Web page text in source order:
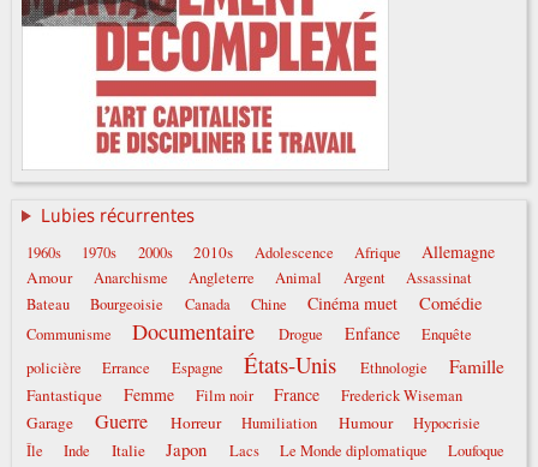
Lubies récurrentes
1960s 1970s 2000s 2010s Adolescence Afrique Allemagne
Amour Anarchisme Angleterre Animal Argent
Assassinat
Bateau
Bourgeoisie Canada Chine Cinéma muet Comédie
Communisme Documentaire Drogue Enfance
Enquête
policière
Errance Espagne États-Unis Ethnologie Famille
Fantastique Femme Film noir France Frederick Wiseman
Garage Guerre Horreur Humiliation Humour
Hypocrisie
Île
Inde Italie Japon Lacs Le Monde diplomatique
Loufoque